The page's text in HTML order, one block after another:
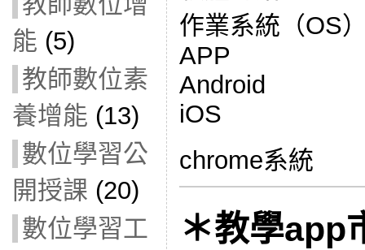
能 (5)
教師數位素
養增能 (13)
數位學習公
開授課 (20)
數位學習工
作業系統（OS
APP
Android
iOS
chrome系統
＊教學app